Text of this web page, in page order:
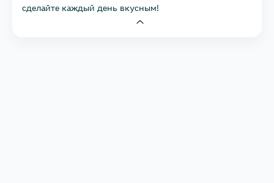
сделайте каждый день вкусным!